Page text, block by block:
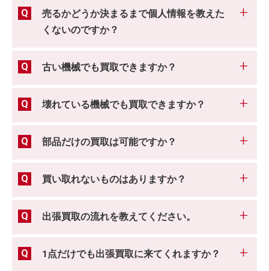
売るかどうか決まるまで個人情報を教えた
くないのですか？
古い機械でも買取できますか？
壊れている機械でも買取できますか？
部品だけの買取は可能ですか？
買い取れないものはありますか？
出張買取の流れを教えてください。
1点だけでも出張買取に来てくれますか？